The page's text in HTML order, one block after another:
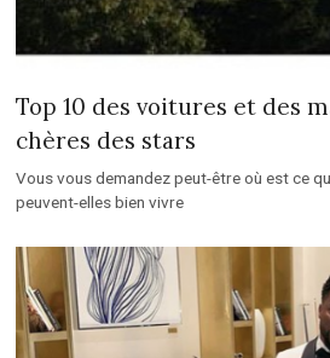
Top 10 des voitures et des
chères des stars
Vous vous demandez peut-être où est ce
peuvent-elles bien vivre